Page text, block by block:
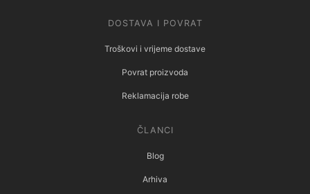
DOSTAVA I POVRAT
Troškovi i vrijeme dostave
Povrat proizvoda
Reklamacija robe
ČLANCI
Blog
Arhiva